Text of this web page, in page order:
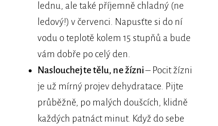
lednu, ale také příjemně chladný (ne
ledový!) v červenci. Napusťte si do ní
vodu o teplotě kolem 15 stupňů a bude
vám dobře po celý den.
Naslouchejte tělu, ne žízni– Pocit žízni
je už mírný projev dehydratace. Pijte
průběžně, po malých doušcích, klidně
každých patnáct minut. Když do sebe